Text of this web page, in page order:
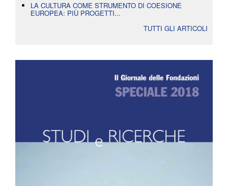
LA CULTURA COME STRUMENTO DI COESIONE
EUROPEA: PIÙ PROGETTI...
TUTTI GLI ARTICOLI